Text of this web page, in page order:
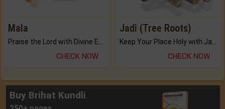
Mala
CHECK NOW
Jadi (Tree Roots)
CHECK NOW
Buy Brihat Kundli